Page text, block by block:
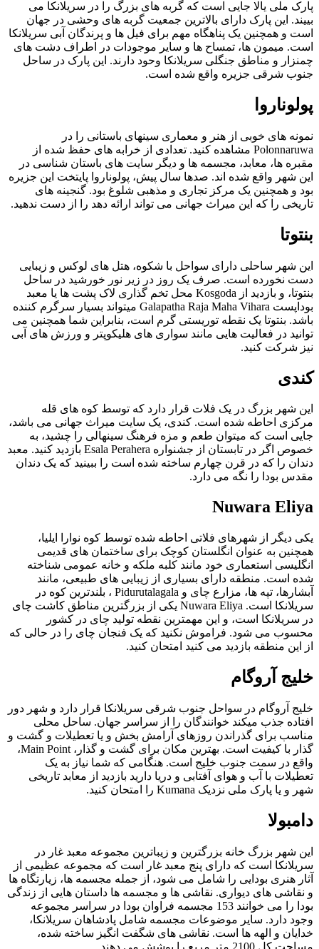
پارک ملی یالا جایی است که گربه های بزرگ را در سریلانکا می
بییند. این پارک دارای بالاترین جمعیت گربه های وحشی در جهان
است و همچنین یک پناهگاه مهم برای فیل ها و پرندگان آبی سریلانکا
است. میمون ها، تمساح ها و سایر موجودات در اطراف دشت های
چمنزار و مناطق جنگلی سریلانکا وحود دارند. این پارک در ساحل
جنوب شرقی جزیره واقع شده است.
پولوناروا
نمونه های خوبی از هنر و معماری سینهای باستانی را در
Polonnaruwa مشاهده کنید. تعدادی از خرابه های حفظ شده از
مقبره ها، معابد، مجسمه ها و دیگر سایت های باستان شناسی در
این شهر واقع شده اند. صدها سال پیش، پولوناروا پایتخت این جزیره
بود و همچنین یک مرکز تجاری و مذهبی شلوغ بود. گنجینه های
تاریخی را که این میراث جهانی می تواند ارائه دهد را از دست ندهید.
بنتوتا
این شهر ساحلی دارای سواحل با شکوه، هتل های لوکس و زیبایی
دست نخورده است. صرف یک روز در زیر نور خورشید در ساحل
بنتوتا، و بازدید از Kosgoda محل تخم گذاری لاک پشت ها یا معبد
بوداپست Galapatha Raja Maha Vihara میتواند بسیار سرگرم کننده
باشد. بنتوتا یک نقطه توریستی گرم است، بنابراین شما همچنین می
توانید در فعالیت هایی مانند سواری های هلیکوپتر و ورزش های آبی
نیز شرکت کنید.
کندی
این شهر بزرگ در یک فلات قرار دارد که توسط کوه های قله
مرکزی احاطه شده است. کندی، یک سایت میراث جهانی می باشد،
جایی است که میتوان طعم و مزه فرهنگ سینهالی را چشید، به
خصوص اگر در تابستان از جشنواره Esala Perahera بازدید کنید. معبد
دندان را که در قرن چهارم ساخته شده است را ببینید که یک دندان
مقدس بودا را نگه می دارد.
Nuwara Eliya
یکی دیگر از شهرهای فلاتی احاطه شده توسط کوه نوارا ایلیا،
همچنین به عنوان انگلستان کوچک برای ساختمان های قدیمی
انگلیسی استعماری خود مانند کلبه ملکه و خانه عمومی شناخته
شده است. منطقه دارای بسیاری از زیبایی های طبیعی، مانند
آبشارها، تپه ها، مزارع چای و Pidurutalagala ، بلندترین کوه در
سریلانکا است. Nuwara Eliya یکی از بزرگترین مناطق کاشت چای
در سریلانکا است، و این مهمترین نقطه تولید چای در کشور
محسوب می شود. فراموش نکنید که یک فنجان چای را در حالی که
از این منطقه بازدید می کنید امتحان کنید.
خلیج آروگام
خلیج آروگام در سواحل جنوب شرقی سریلانکا قرار دارد و شهر دور
افتاده جذب میکند خوانندگان را از سراسر جهان. ساحل محلی
مناسب برای گذراندن روزهای آرامش بخش و یا تعطیلات و گشت و
گذار با کیفیت است. بهترین مکان برای گشت و گذار، Main Point،
واقع در سمت جنوب خلیج است. هنگامی که شما نیاز به یک
تعطیلات با آب و هوای آفتابی و دریا دارید بازدید از معابد تاریخی
شهر و یا پارک ملی نزدیک Kumana را امتحان کنید.
دامبولا
این شهر بزرگ خانه بزرگترین و زیباترین مجموعه معبد غار در
سریلانکا است که دارای پنج معبد غار است که مجموعه عظیمی از
آثار هنری بودایی را شامل می شود، از جمله مجسمه ها، زیارتگاه ها
و نقاشی های دیواری. نقاشی ها و مجسمه ها داستان هایی از زندگی
بودا را می خوانند 153 مجسمه فراوان بودا در سراسر مجموعه
وجود دارد. سایر موضوعات مجسمه شامل پادشاهان سریلانکا،
خدایان و الهه ها است. نقاشی های شگفت انگیز ساخته شده،
مساحت کل 2100 متر مربع را پوشش می دهند.